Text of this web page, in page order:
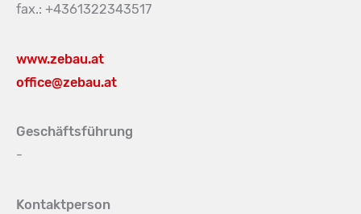
fax.: +4361322343517
www.zebau.at
office@zebau.at
Geschäftsführung
-
Kontaktperson